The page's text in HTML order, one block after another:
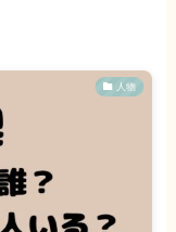
人物